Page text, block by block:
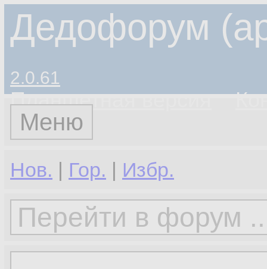
Дедофорум
2.0.61
Планшетная версия
Меню
Нов. | Гор. | Избр.